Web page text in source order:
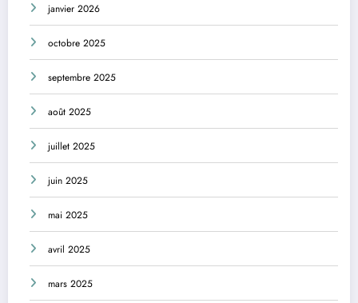
janvier 2026
octobre 2025
septembre 2025
août 2025
juillet 2025
juin 2025
mai 2025
avril 2025
mars 2025